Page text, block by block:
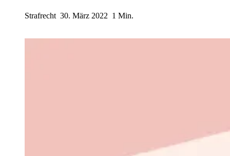
Strafrecht 30. März 2022 1 Min.